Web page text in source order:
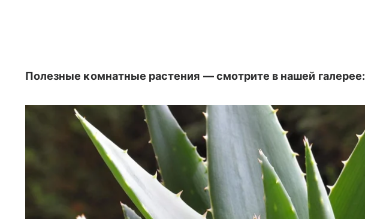
Полезные комнатные растения — смотрите в нашей галерее: